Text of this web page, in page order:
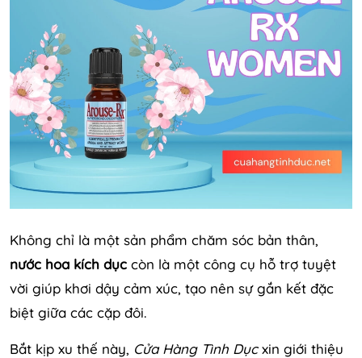
Không chỉ là một sản phẩm chăm sóc bản thân,
nước hoa kích dục còn là một công cụ hỗ trợ tuyệt
vời giúp khơi dậy cảm xúc, tạo nên sự gắn kết đặc
biệt giữa các cặp đôi.
Bắt kịp xu thế này, Cửa Hàng Tình Dụcxin giới thiệu